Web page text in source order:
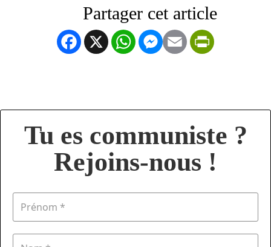
Facebook
X WhatsApp
Messenger
Email
Tu es communiste ?
Rejoins-nous !